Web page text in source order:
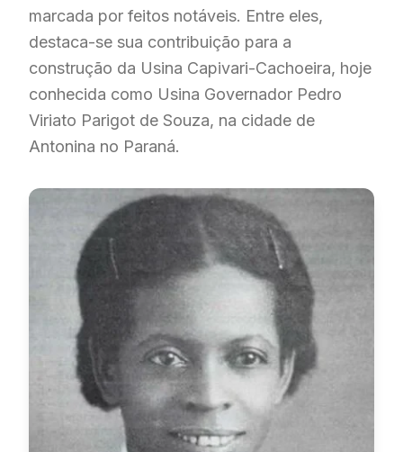
marcada por feitos notáveis. Entre eles,
destaca-se sua contribuição para a
construção da Usina Capivari-Cachoeira, hoje
conhecida como Usina Governador Pedro
Viriato Parigot de Souza, na cidade de
Antonina no Paraná.